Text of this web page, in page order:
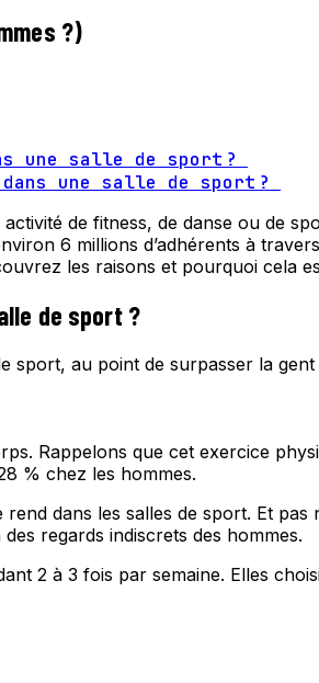
?)
une salle de sport ?
une salle de sport ?
de fitness, de danse ou de
6 millions d’adhérents à
les raisons et pourquoi cela
de sport ?
au point de surpasser la
Rappelons que cet exercice
% chez les hommes.
dans les salles de sport. Et
regards indiscrets des hommes.
2 à 3 fois par semaine. Elles